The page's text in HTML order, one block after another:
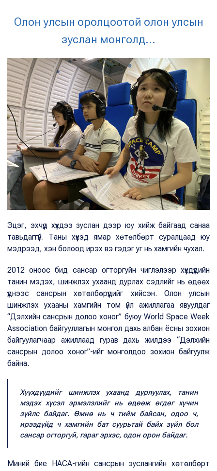
Олон улсын оролцоотой олон улсын
зуслан монголд...
Эцэг, эхчүүд хүүхдээ зуслан дээр юу хийж байгаад санаа
тавьдаггүй. Таны хүүхэд ямар хөтөлбөрт суралцаад юу
мэдрээд, хэн болоод ирэх вэ гэдэг уг нь хамгийн чухал.
2012 оноос бид сансар огторгуйн чиглэлээр хүүхдүүдийн
танин мэдэх, шинжлэх ухаанд дурлах сэдлийг нь өдөөх
үүднээс сансрын хөтөлбөрүүдийг хийсэн. Олон улсын
шинжлэх ухааны хамгийн том үйл ажиллагаа явуулдаг
“Дэлхийн сансрын долоо хоног” буюу World Space Week
Association байгууллагын монгол дахь албан ёсны зохион
байгуулагчаар ажиллаад гурав дахь жилдээ “Дэлхийн
сансрын долоо хоног”-ийг монголдоо зохион байгуулж
байна.
Хүүхдүүдийг шинжлэх ухаанд дурлуулах, танин
мэдэх хүсэл эрмэлзлийг нь өдөөж өгдөг хүчин
зүйлс байдаг. Өмнө нь ч тийм байсан, одоо ч,
ирээдүйд ч хамгийн бат суурьтай байх зүйл бол
сансар огторгуй, гараг эрхэс, одон орон байдаг.
Миний бие НАСА-гийн сансрын зуслангийн хөтөлбөрт